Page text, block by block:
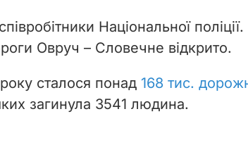
Національної
Овруч – Словечне відкрито.
сталося понад 168 тис.
загинула 3541 людина.